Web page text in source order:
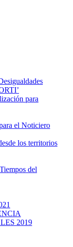
para
el Noticiero
los territorios
del
2019